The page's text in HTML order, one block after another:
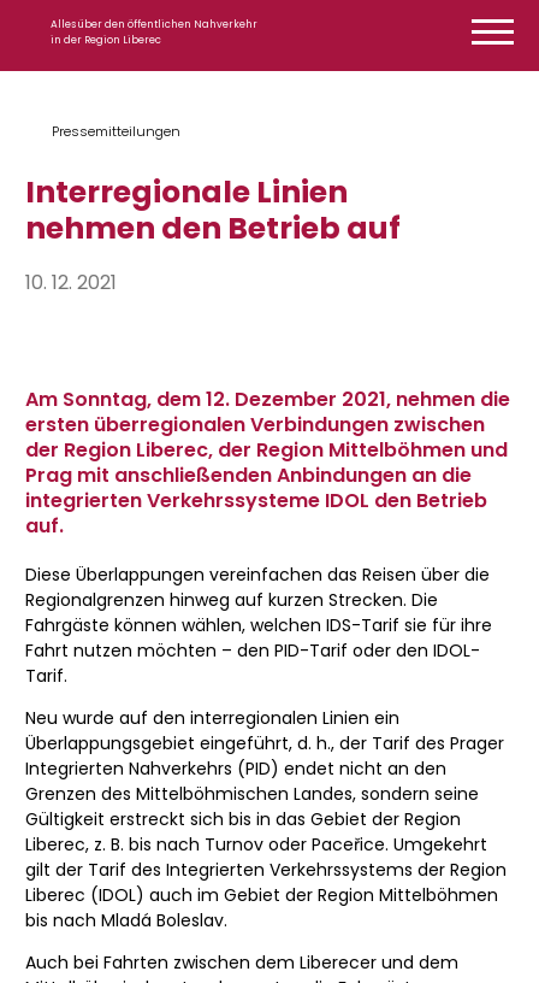
Alles über den öffentlichen Nahverkehr
in der Region Liberec
Pressemitteilungen
Interregionale Linien
nehmen den Betrieb auf
10. 12. 2021
Am Sonntag, dem 12. Dezember 2021, nehmen die
ersten überregionalen Verbindungen zwischen
der Region Liberec, der Region Mittelböhmen und
Prag mit anschließenden Anbindungen an die
integrierten Verkehrssysteme IDOL den Betrieb
auf.
Diese Überlappungen vereinfachen das Reisen über die
Regionalgrenzen hinweg auf kurzen Strecken. Die
Fahrgäste können wählen, welchen IDS-Tarif sie für ihre
Fahrt nutzen möchten – den PID-Tarif oder den IDOL-
Tarif.
Neu wurde auf den interregionalen Linien ein
Überlappungsgebiet eingeführt, d. h., der Tarif des Prager
Integrierten Nahverkehrs (PID) endet nicht an den
Grenzen des Mittelböhmischen Landes, sondern seine
Gültigkeit erstreckt sich bis in das Gebiet der Region
Liberec, z. B. bis nach Turnov oder Paceřice. Umgekehrt
gilt der Tarif des Integrierten Verkehrssystems der Region
Liberec (IDOL) auch im Gebiet der Region Mittelböhmen
bis nach Mladá Boleslav.
Auch bei Fahrten zwischen dem Liberecer und dem